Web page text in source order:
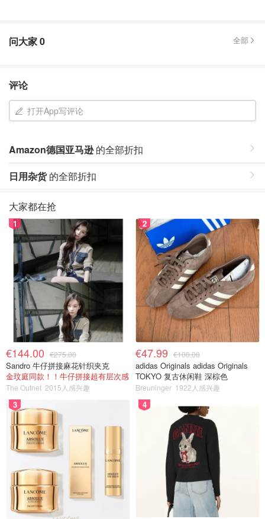
问大家0 全部
评论
打开App写评论
Amazon德国亚马逊的全部折扣
日用杂货的全部折扣
大家都在抢
1
€144.00 €275.00
Sandro 牛仔拼接麻花针织夹克
金玟庭同款！！牛仔拼接超有层次感
The Outnet 2015人感兴趣
2
€47.99 €100.00
adidas Originals adidas Originals
TOKYO 复古休闲鞋 深棕色
Breuninger 1922人感兴趣
3 4